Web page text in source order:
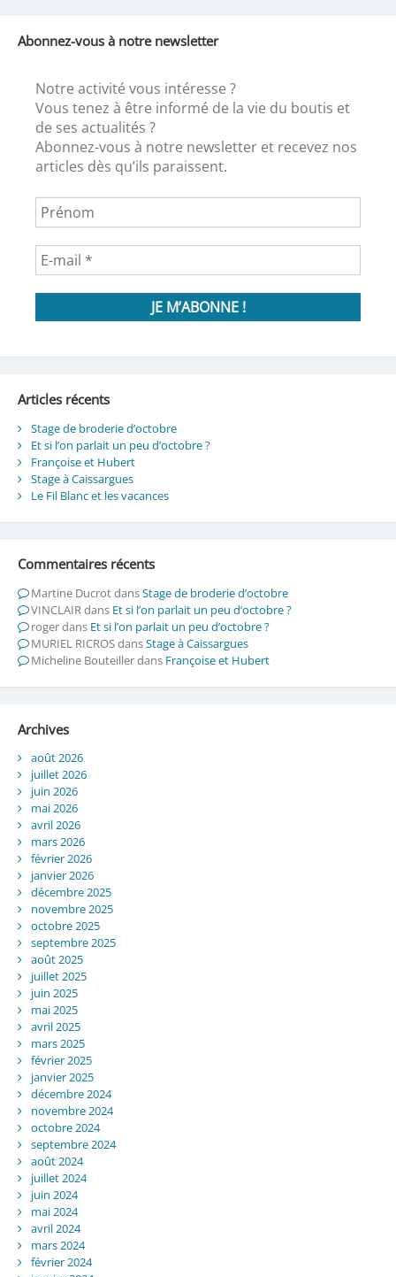
Abonnez-vous à notre newsletter
Notre activité vous intéresse ?
Vous tenez à être informé de la vie du boutis et
de ses actualités ?
Abonnez-vous à notre newsletter et recevez nos
articles dès qu’ils paraissent.
Articles récents
Stage de broderie d’octobre
Et si l’on parlait un peu d’octobre ?
Françoise et Hubert
Stage à Caissargues
Le Fil Blanc et les vacances
Commentaires récents
Martine DucrotdansStage de broderie d’octobre
VINCLAIRdans Et si l’on parlait un peu d’octobre ?
rogerdans Et si l’on parlait un peu d’octobre ?
MURIEL RICROSdansStage à Caissargues
Micheline Bouteillerdans Françoise et Hubert
Archives
août 2026
juillet 2026
juin 2026
mai 2026
avril 2026
mars 2026
février 2026
janvier 2026
décembre 2025
novembre 2025
octobre 2025
septembre 2025
août 2025
juillet 2025
juin 2025
mai 2025
avril 2025
mars 2025
février 2025
janvier 2025
décembre 2024
novembre 2024
octobre 2024
septembre 2024
août 2024
juillet 2024
juin 2024
mai 2024
avril 2024
mars 2024
février 2024